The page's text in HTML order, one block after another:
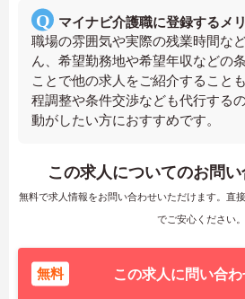
マイナビ介護職に登録するメ
職場の雰囲気や実際の残業時間な
ん、希望勤務地や希望年収などの
ことで他の求人をご紹介すること
程調整や条件交渉なども代行する
動がしたい方におすすめです。
この求人についてのお問
無料で求人情報をお問い合わせいただけます。直
でご安心ください。
無料 この求人に問い合わ